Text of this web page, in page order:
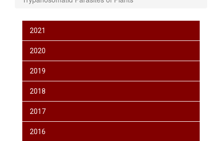
2021
2020
2019
2018
2017
2016